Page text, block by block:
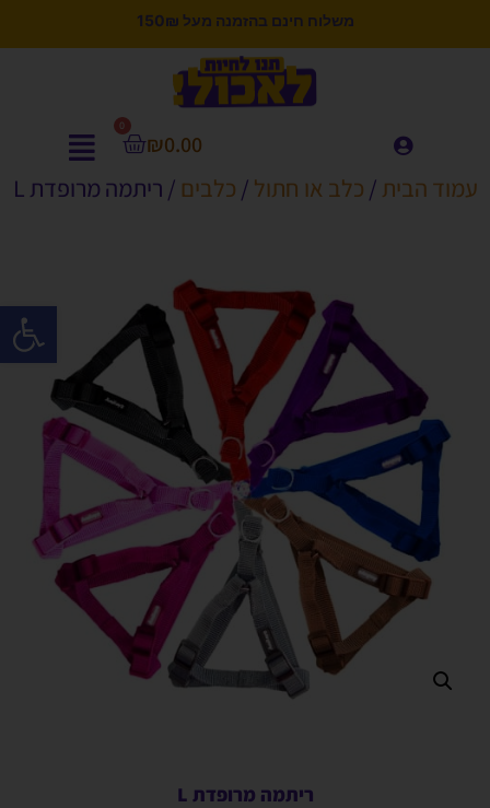
פתח
משלוח חינם בהזמנה מעל 150₪
₪0.00
0
עמוד הבית / כלב או חתול / כלבים / ריתמה מרופדת L
ריתמה מרופדת L